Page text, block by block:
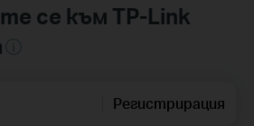
се към TP-Link
Регистрирация